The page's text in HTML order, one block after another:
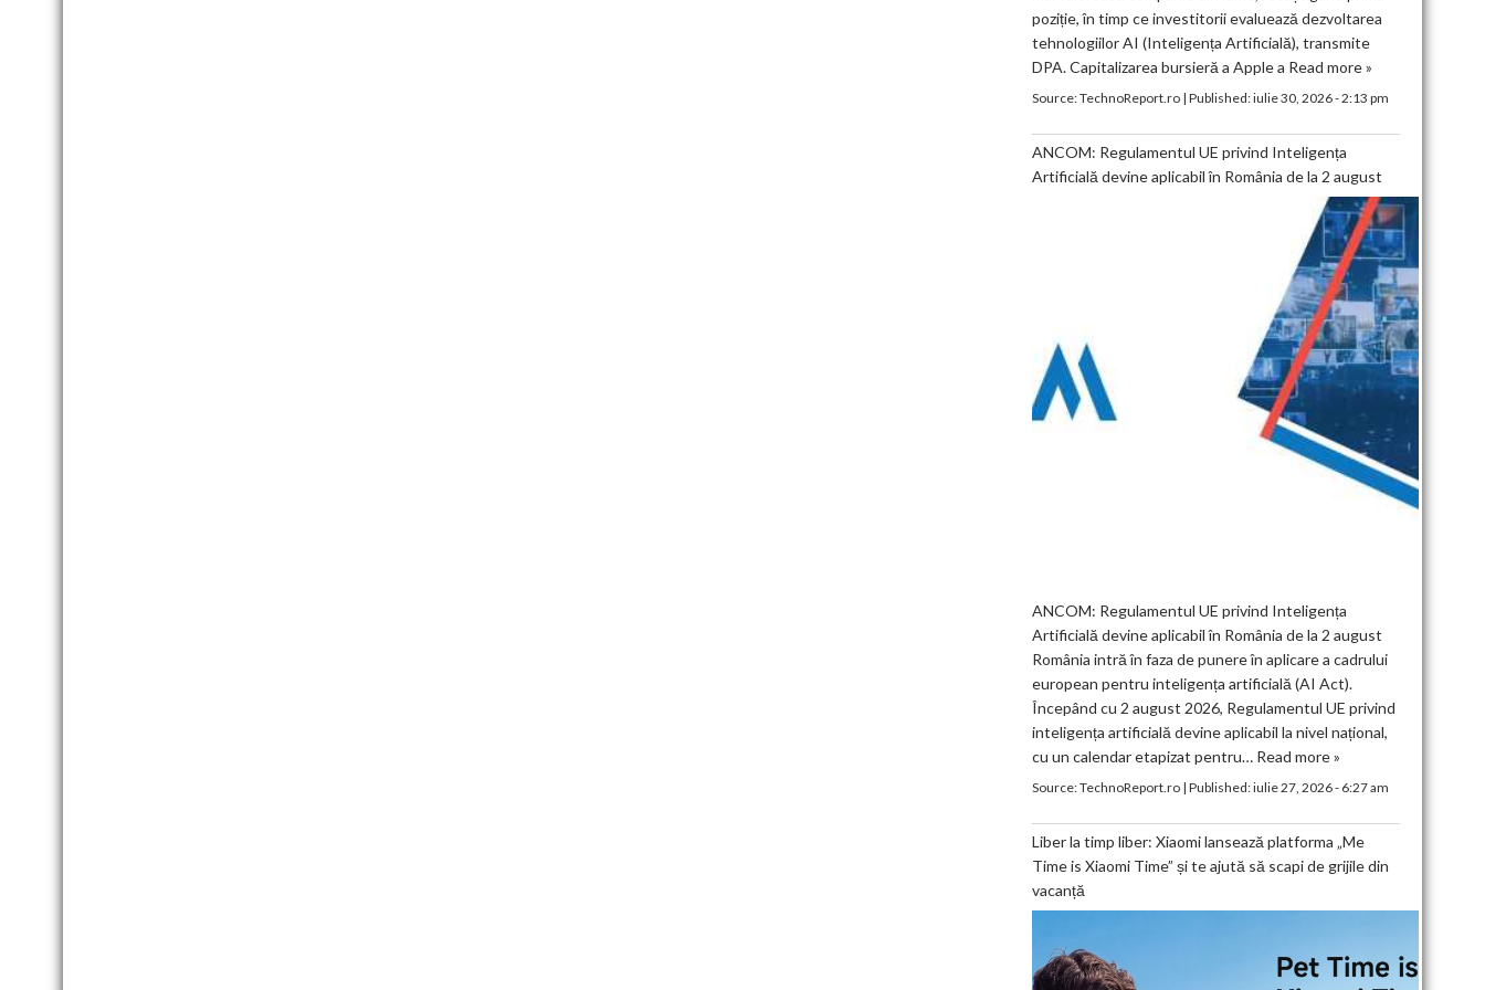
poziție, în timp ce investitorii evaluează dezvoltarea
tehnologiilor AI (Inteligența Artificială), transmite
DPA. Capitalizarea bursieră a Apple a Read more »
Source:TechnoReport.ro| Published:iulie 30, 2026 - 2:13 pm
ANCOM: Regulamentul UE privind Inteligența
Artificială devine aplicabil în România de la 2 august
ANCOM: Regulamentul UE privind Inteligența
Artificială devine aplicabil în România de la 2 august
România intră în faza de punere în aplicare a cadrului
european pentru inteligența artificială (AI Act).
Începând cu 2 august 2026, Regulamentul UE privind
inteligența artificială devine aplicabil la nivel național,
cu un calendar etapizat pentru… Read more »
Source:TechnoReport.ro| Published:iulie 27, 2026 - 6:27 am
Liber la timp liber: Xiaomi lansează platforma „Me
Time is Xiaomi Time” și te ajută să scapi de grijile din
vacanță